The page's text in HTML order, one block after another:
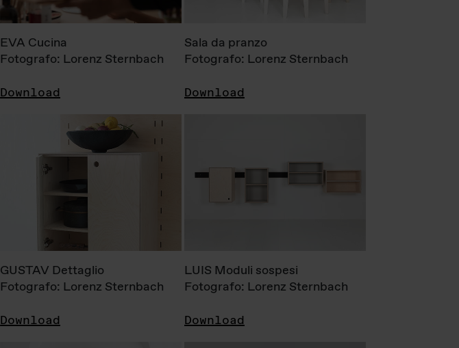
EVA Cucina
Fotografo: Lorenz Sternbach
Download
Sala da pranzo
Fotografo: Lorenz Sternbach
Download
GUSTAV Dettaglio
Fotografo: Lorenz Sternbach
Download
LUIS Moduli sospesi
Fotografo: Lorenz Sternbach
Download